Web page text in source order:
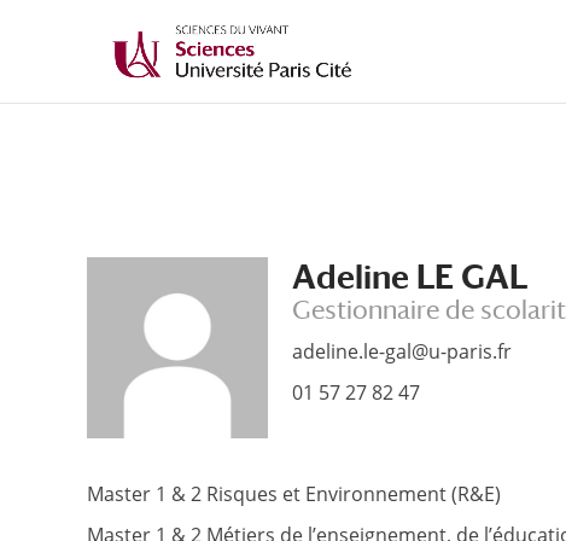
Adeline LE GAL
Gestionnaire de
adeline.le-gal@u-paris.fr
01 57 27 82 47
Master 1 & 2 Risques et Environnement (R&E)
Master 1 & 2 Métiers de l’enseignement, de